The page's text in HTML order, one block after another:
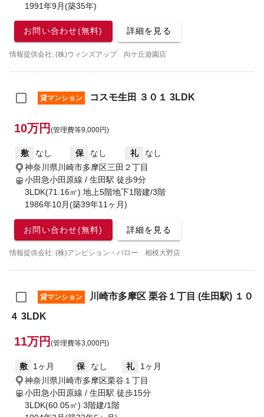
1991年9月(築35年)
お問い合わせ(無料) 詳細を見る
情報提供会社: (株)ウィンズアップ 向ケ丘遊園店
貸マンション コスモ生田 ３０１ 3LDK
10万円 (管理費等9,000円)
敷 なし 保 なし 礼
なし
神奈川県川崎市多摩区三田２丁目
小田急小田原線 / 生田駅 徒歩9分
3LDK(71.16㎡) 地上5階地下1階建/3階
1986年10月(築39年11ヶ月)
お問い合わせ(無料) 詳細を見る
情報提供会社: (株)アンビション・バロー 相模大野店
貸マンション
川崎市多摩区 栗谷１丁目 (生田駅) １０
４ 3LDK
11万円 (管理費等3,000円)
敷 1ヶ月 保 なし 礼
1ヶ月
神奈川県川崎市多摩区栗谷１丁目
小田急小田原線 / 生田駅 徒歩15分
3LDK(60.05㎡) 3階建/1階